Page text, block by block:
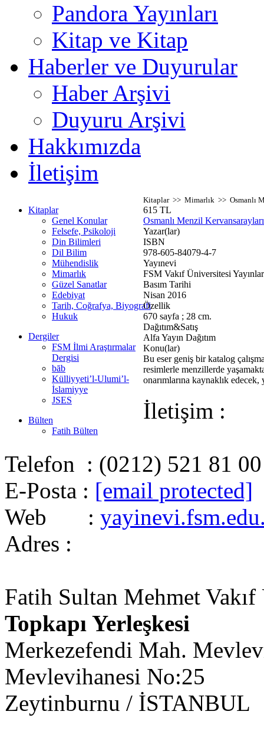
Pandora Yayınları
Kitap ve Kitap
Haberler ve Duyurular
Haber Arşivi
Duyuru Arşivi
Hakkımızda
İletişim
Kitaplar
Genel Konular
Felsefe, Psikoloji
Din Bilimleri
Dil Bilim
Mühendislik
Mimarlık
Güzel Sanatlar
Edebiyat
Tarih, Coğrafya, Biyografi
Hukuk
Dergiler
FSM İlmi Araştırmalar
Dergisi
bāb
Külliyyeti’l-Ulumi’l-
İslamiyye
JSES
Bülten
Fatih Bülten
Kitaplar >> Mimarlık >> Osmanlı
615 TL
Osmanlı Menzil Kervansarayları
Yazar(lar)
ISBN
978-605-84079-4-7
Yayınevi
FSM Vakıf Üniversitesi
Basım Tarihi
Nisan 2016
Özellik
670 sayfa ; 28 cm.
Dağıtım&Satış
Alfa Yayın Dağıtım
Konu(lar)
Bu eser geniş bir katalog
resimlerle menzillerde
onarımlarına kaynaklık
İletişim :
Telefon : (0212) 521 81 00
E-Posta : [email protected]
Web :
Adres :
Fatih Sultan Mehmet Vakıf
Topkapı Yerleşkesi
Merkezefendi Mah.
Mevlevihanesi No:25
Zeytinburnu / İSTANBUL